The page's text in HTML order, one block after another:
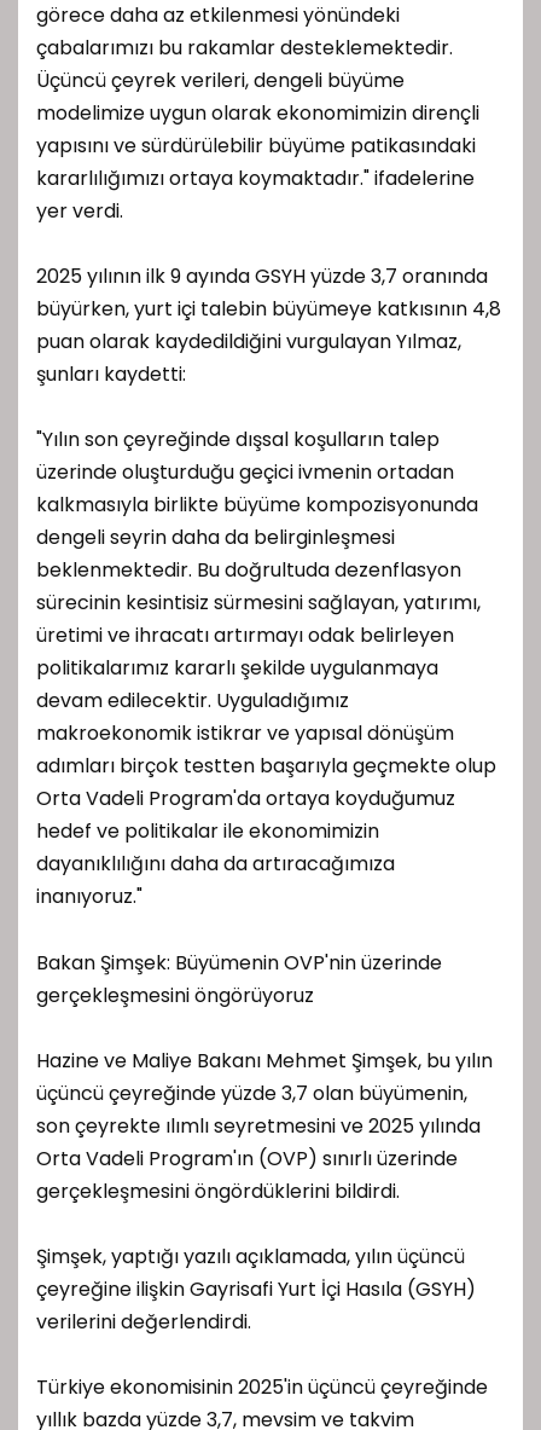
görece daha az etkilenmesi yönündeki
çabalarımızı bu rakamlar desteklemektedir.
Üçüncü çeyrek verileri, dengeli büyüme
modelimize uygun olarak ekonomimizin dirençli
yapısını ve sürdürülebilir büyüme patikasındaki
kararlılığımızı ortaya koymaktadır." ifadelerine
yer verdi.
2025 yılının ilk 9 ayında GSYH yüzde 3,7 oranında
büyürken, yurt içi talebin büyümeye katkısının 4,8
puan olarak kaydedildiğini vurgulayan Yılmaz,
şunları kaydetti:
"Yılın son çeyreğinde dışsal koşulların talep
üzerinde oluşturduğu geçici ivmenin ortadan
kalkmasıyla birlikte büyüme kompozisyonunda
dengeli seyrin daha da belirginleşmesi
beklenmektedir. Bu doğrultuda dezenflasyon
sürecinin kesintisiz sürmesini sağlayan, yatırımı,
üretimi ve ihracatı artırmayı odak belirleyen
politikalarımız kararlı şekilde uygulanmaya
devam edilecektir. Uyguladığımız
makroekonomik istikrar ve yapısal dönüşüm
adımları birçok testten başarıyla geçmekte olup
Orta Vadeli Program'da ortaya koyduğumuz
hedef ve politikalar ile ekonomimizin
dayanıklılığını daha da artıracağımıza
inanıyoruz."
Bakan Şimşek: Büyümenin OVP'nin üzerinde
gerçekleşmesini öngörüyoruz
Hazine ve Maliye Bakanı Mehmet Şimşek, bu yılın
üçüncü çeyreğinde yüzde 3,7 olan büyümenin,
son çeyrekte ılımlı seyretmesini ve 2025 yılında
Orta Vadeli Program'ın (OVP) sınırlı üzerinde
gerçekleşmesini öngördüklerini bildirdi.
Şimşek, yaptığı yazılı açıklamada, yılın üçüncü
çeyreğine ilişkin Gayrisafi Yurt İçi Hasıla (GSYH)
verilerini değerlendirdi.
Türkiye ekonomisinin 2025'in üçüncü çeyreğinde
yıllık bazda yüzde 3,7, mevsim ve takvim